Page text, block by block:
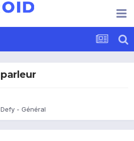
- Général